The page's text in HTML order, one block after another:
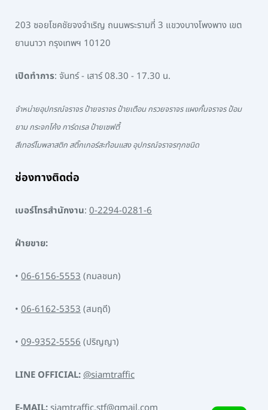
203 ซอยโชคชัยจงจำเริญ ถนนพระรามที่ 3 แขวงบางโพงพาง เขต
ยานนาวา กรุงเทพฯ 10120
เปิดทำการ: จันทร์ - เสาร์ 08.30 - 17.30 น.
จำหน่ายอุปกรณ์จราจร ป้ายจราจร ป้ายเตือน กรวยจราจร แผงกั้นจราจร ป้อม
ยาม กระจกโค้ง การ์ดเรล ป้ายเซฟตี้
สีเทอร์โมพลาสติก สติ๊กเกอร์สะท้อนแสง อุปกรณ์จราจรทุกชนิด
ช่องทางติดต่อ
เบอร์โทรสำนักงาน: 0-2294-0281-6
ฝ่ายขาย:
• 06-6156-5553(กมลชนก)
• 06-6162-5353(สมฤดี)
• 09-9352-5556(ปริญญา)
LINE OFFICIAL:@siamtraffic